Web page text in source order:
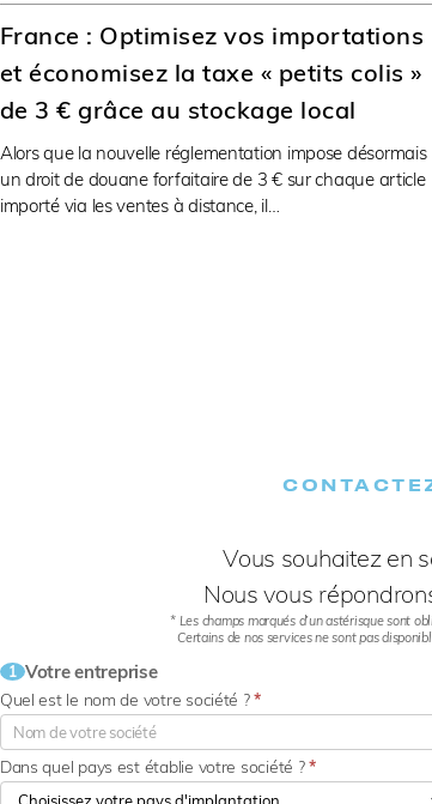
France : Optimisez vos importations
et économisez la taxe « petits colis »
de 3 € grâce au stockage local
Alors que la nouvelle réglementation impose désormais
un droit de douane forfaitaire de 3 € sur chaque article
importé via les ventes à distance, il…
Vous souhaitez en
Nous vous
* Les champs marqués d’un astérisque sont
Certains de nos services ne sont pas
1 Votre entreprise
Quel est le nom de votre société ?*
Dans quel pays est établie votre société ?*